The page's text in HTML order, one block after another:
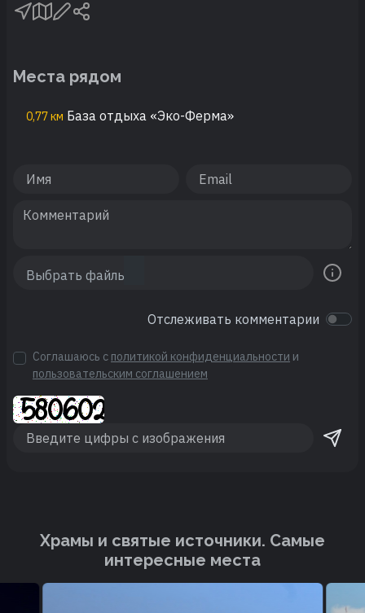
Места рядом
0,77 км База отдыха «Эко-Ферма»
Отслеживать комментарии
Соглашаюсь с политикой конфиденциальности и
пользовательским соглашением
Храмы и святые источники. Cамые
интересные места